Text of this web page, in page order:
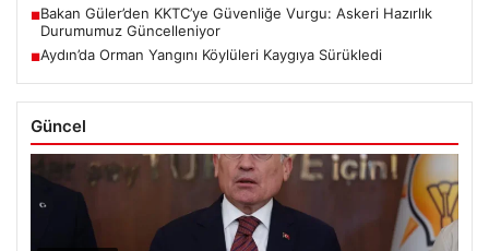
■Bakan Güler’den KKTC’ye Güvenliğe Vurgu: Askeri Hazırlık
Durumumuz Güncelleniyor
■Aydın’da Orman Yangını Köylüleri Kaygıya Sürükledi
Güncel